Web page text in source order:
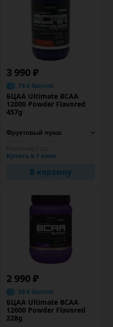
3 990 ₽
79.8 баллов
БЦАА Ultimate BCAA
12000 Powder Flavored
457g
Купить в 1 клик
В корзину
2 990 ₽
59.8 баллов
БЦАА Ultimate BCAA
12000 Powder Flavored
228g